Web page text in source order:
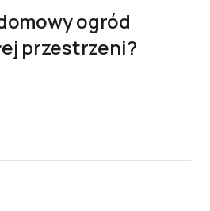
ogród
przestrzeni?